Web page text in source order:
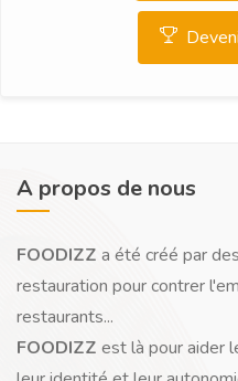
A propos de nous
FOODIZZ a été créé par
restauration pour contrer
restaurants...
FOODIZZ est là pour aider